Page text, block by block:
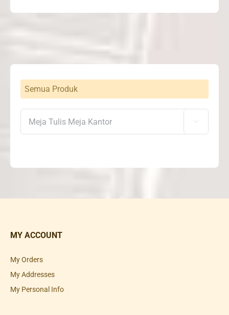
Semua Produk

MY ACCOUNT
My Orders
My Addresses
My Personal Info